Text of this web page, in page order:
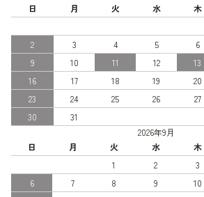
日
月 火 水 木
2
3 4 5 6
9
10 11 12 13
16
17 18 19 20
23
24 25 26 27
30
31
2026年9月
日
月 火 水 木
1
2 3
6
7 8 9 10